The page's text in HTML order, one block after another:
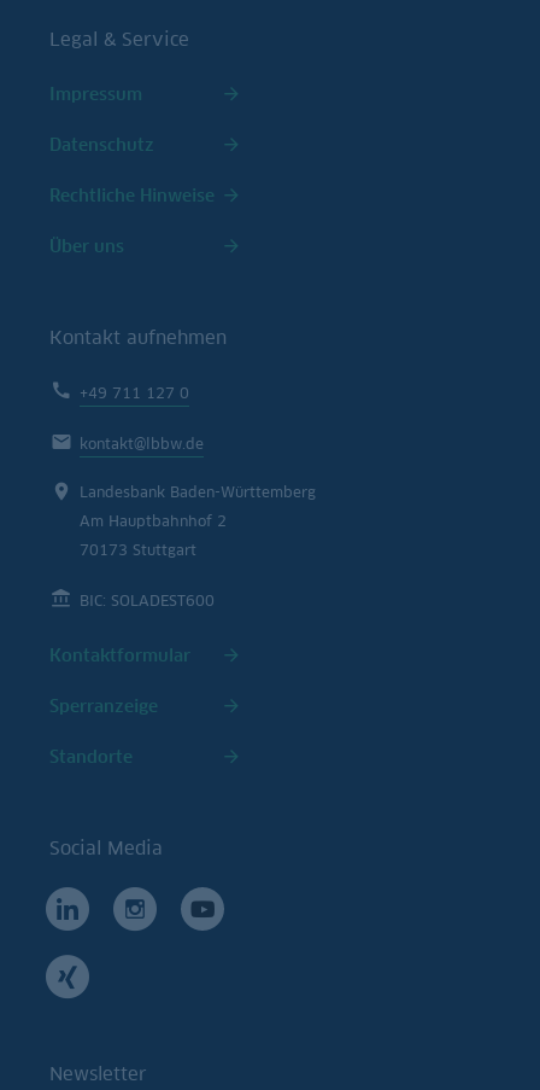
Legal & Service
Impressum
Datenschutz
Rechtliche Hinweise
Über uns
Kontakt aufnehmen
+49 711 127 0
kontakt@lbbw.de
Landesbank Baden-Württemberg
Am Hauptbahnhof 2
70173 Stuttgart
BIC: SOLADEST600
Kontaktformular
Sperranzeige
Standorte
Social Media
Newsletter